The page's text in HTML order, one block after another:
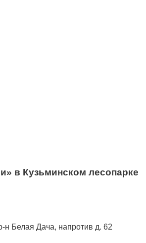
в Кузьминском лесопарке
н Белая Дача, напротив д. 62